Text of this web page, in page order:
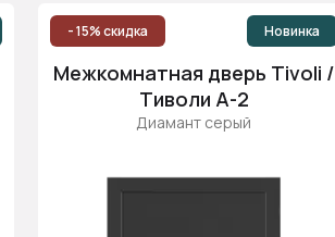
- 15% скидка Новинка
Межкомнатная дверь Tivoli /
Тиволи А-2
Диамант серый